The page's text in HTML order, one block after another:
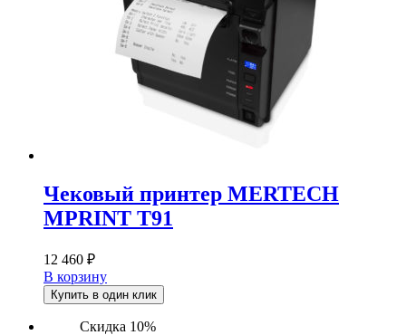
Чековый принтер MERTECH
MPRINT T91
12 460 ₽
В корзину
Купить в один клик
Скидка 10%